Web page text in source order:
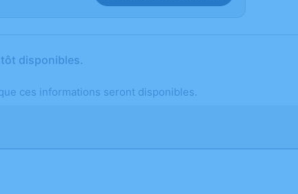
disponibles.
ces informations seront disponibles.